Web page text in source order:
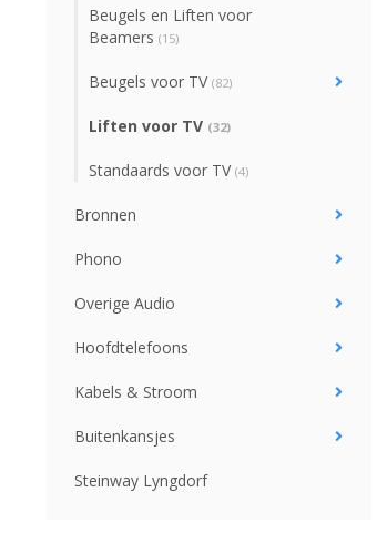
Beugels en Liften voor
Beamers (15)
Beugels voor TV (82)
Liften voor TV (32)
Standaards voor TV (4)
Bronnen
Phono
Overige Audio
Hoofdtelefoons
Kabels & Stroom
Buitenkansjes
Steinway Lyngdorf